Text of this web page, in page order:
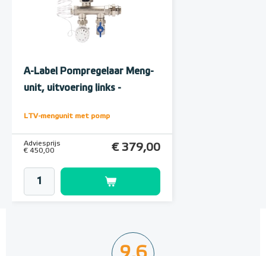
A-Label Pompregelaar Meng-
unit, uitvoering links -
LTV-mengunit met pomp
Adviesprijs
€ 450,00
€ 379,00